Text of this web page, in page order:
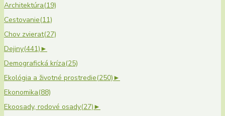
Architektúra(19)
Cestovanie(11)
Chov zvierat(27)
Dejiny(441)►
Demografická kríza(25)
Ekológia a životné prostredie(250)►
Ekonomika(88)
Ekoosady, rodové osady(27)►